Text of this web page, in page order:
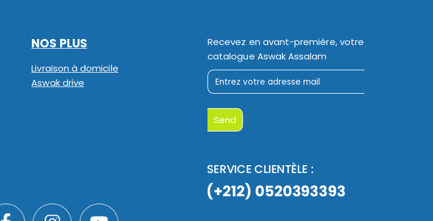
NOS PLUS
Livraison à domicile
Aswak drive
Recevez en avant-première, votre
catalogue Aswak Assalam